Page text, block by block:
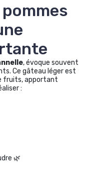
, évoque souvent
Ce gâteau léger est
fruits, apportant
:
🌿